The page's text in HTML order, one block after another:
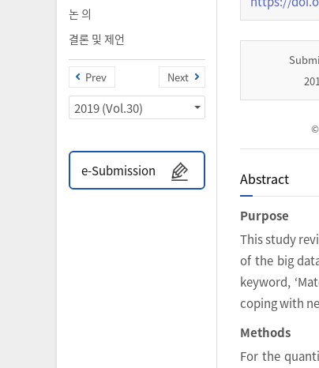
논 의
결론 및 제언
Prev Next
2019 (Vol.30)
e-Submission
©
Abstract
Purpose
This study
of the big
keyword,
coping with
Methods
For the